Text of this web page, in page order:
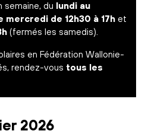
2026
semaine, du lundi au
mercredi de 12h30 à 17h et
(fermés les samedis).
en Fédération Wallonie-
rendez-vous tous les